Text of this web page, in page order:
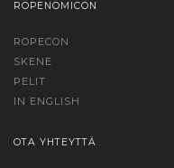
ROPENOMICON
ROPECON
SKENE
PELIT
IN ENGLISH
OTA YHTEYTTÄ